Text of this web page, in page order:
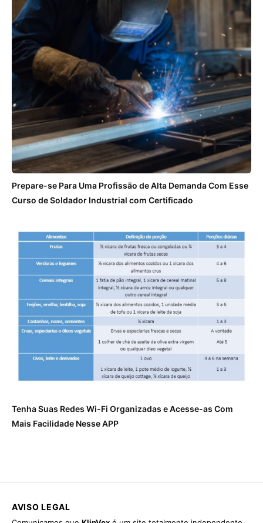
Prepare-se Para Uma Profissão de Alta Demanda Com Esse
Curso de Soldador Industrial com Certificado
Tenha Suas Redes Wi-Fi Organizadas e Acesse-as Com
Mais Facilidade Nesse APP
AVISO LEGAL